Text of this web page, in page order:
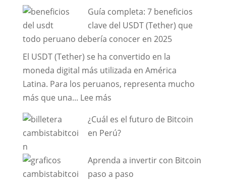
Quickly
Lima
–
PERU
y
dónde
comprar
criptomonedas
en
Perú?
Guía completa: 7 beneficios
clave del USDT (Tether) que
todo peruano debería conocer en 2025
El USDT (Tether) se ha convertido en la
moneda digital más utilizada en América
Latina. Para los peruanos, representa mucho
más que una... Lee más:
completa:
7
clave
del
¿Cuál es el futuro de Bitcoin
en Perú?
Aprenda a invertir con Bitcoin
paso a paso